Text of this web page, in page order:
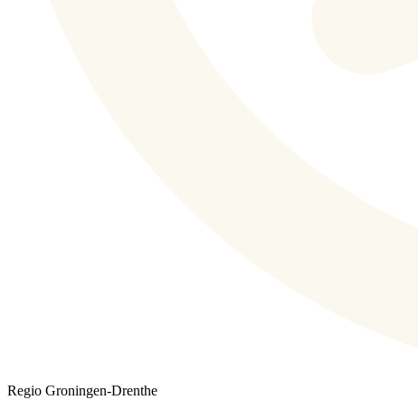
Regio Groningen-Drenthe